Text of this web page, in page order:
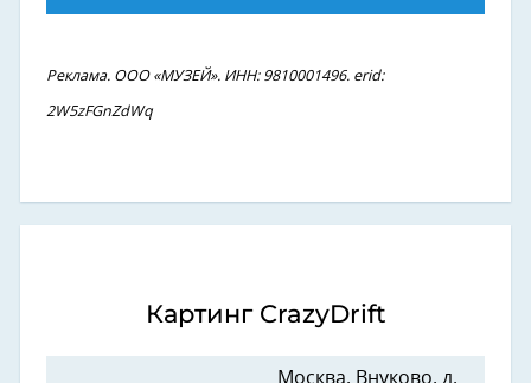
Реклама. ООО «МУЗЕЙ». ИНН: 9810001496. erid:
2W5zFGnZdWq
Картинг CrazyDrift
Москва, Внуково, д.